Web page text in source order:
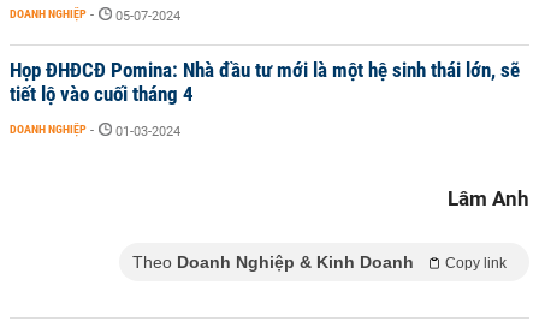
DOANH NGHIỆP - 05-07-2024
Họp ĐHĐCĐ Pomina: Nhà đầu tư mới là một hệ sinh thái lớn, sẽ
tiết lộ vào cuối tháng 4
DOANH NGHIỆP - 01-03-2024
Lâm Anh
Theo Doanh Nghiệp & Kinh Doanh Copy link